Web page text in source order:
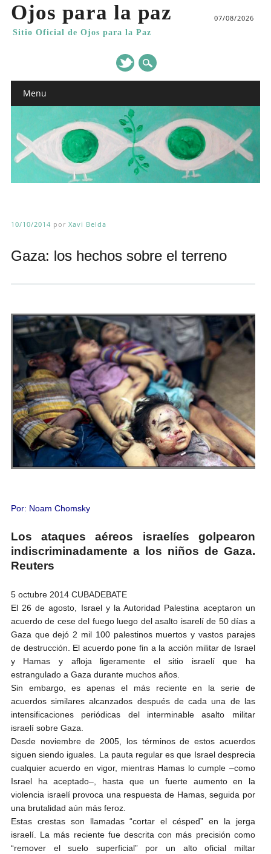
Ojos para la paz
Sitio Oficial de Ojos para la Paz
07/08/2026
Main menu
Menu
10/10/2014 por Xavi Belda
Gaza: los hechos sobre el terreno
Por: Noam Chomsky
Los ataques aéreos israelíes golpearon
indiscriminadamente a los niños de Gaza.
Reuters
5 octubre 2014 CUBADEBATE
El 26 de agosto, Israel y la Autoridad Palestina aceptaron un
acuerdo de cese del fuego luego del asalto isarelí de 50 días a
Gaza que dejó 2 mil 100 palestinos muertos y vastos parajes
de destrucción. El acuerdo pone fin a la acción militar de Israel
y Hamas y afloja ligeramente el sitio israelí que ha
estrangulado a Gaza durante muchos años.
Sin embargo, es apenas el más reciente en la serie de
acuerdos similares alcanzados después de cada una de las
intensificaciones periódicas del interminable asalto militar
israelí sobre Gaza.
Desde noviembre de 2005, los términos de estos acuerdos
siguen siendo iguales. La pauta regular es que Israel desprecia
cualquier acuerdo en vigor, mientras Hamas lo cumple –como
Israel ha aceptado–, hasta que un fuerte aumento en la
violencia israelí provoca una respuesta de Hamas, seguida por
una brutalidad aún más feroz.
Estas crestas son llamadas “cortar el césped” en la jerga
israelí. La más reciente fue descrita con más precisión como
“remover el suelo superficial” por un alto oficial miltar